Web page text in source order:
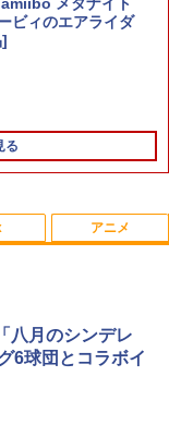
Switch2版(【早
メタナイト
ビィのエアライダ
る
限城編 第一章 猗
ray】 [ 吾峠呼世
ース|オンライン
・エディション
Language: Japan
レス コントロー
ル
アニメ
限城編 第一章 猗
ray]
八月のシンデレ
6球団とコラボイ